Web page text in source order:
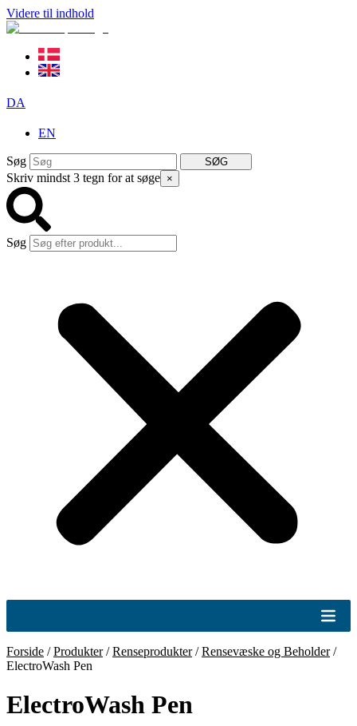
Videre til indhold
DA
EN
Søg SØG
Skriv mindst 3 tegn for at søge ×
Søg
Forside /Produkter/Renseprodukter/Rensevæske og Beholder/
ElectroWash Pen
ElectroWash Pen